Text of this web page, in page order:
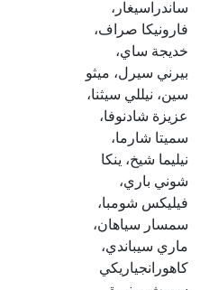
ساندراسيغار،
فارونيكا صراف،
خديجة ساي،
بيرني سيرل، ميثو
سين، نيللي سيثنا،
عزيزة شادنوفا،
سميتا شارما،
نيليما شيخ، ينكا
شوني باري،
فيليكس شومبا،
سمسار سياهان،
ماري سيباندي،
كاهورانجياريكي